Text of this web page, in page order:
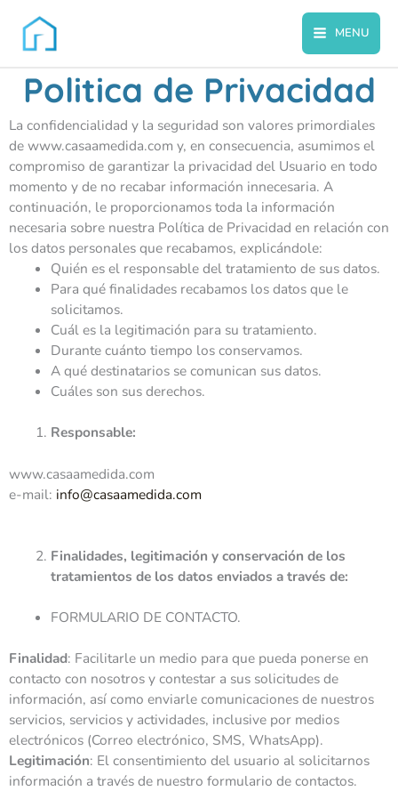
contenido
MENU
Politica de Privacidad
La confidencialidad y la seguridad son valores primordiales
de www.casaamedida.com y, en consecuencia, asumimos el
compromiso de garantizar la privacidad del Usuario en todo
momento y de no recabar información innecesaria. A
continuación, le proporcionamos toda la información
necesaria sobre nuestra Política de Privacidad en relación con
los datos personales que recabamos, explicándole:
Quién es el responsable del tratamiento de sus datos.
Para qué finalidades recabamos los datos que le
solicitamos.
Cuál es la legitimación para su tratamiento.
Durante cuánto tiempo los conservamos.
A qué destinatarios se comunican sus datos.
Cuáles son sus derechos.
Responsable:
www.casaamedida.com
e-mail: info@casaamedida.com
Finalidades, legitimación y conservación de los
tratamientos de los datos enviados a través de:
FORMULARIO DE CONTACTO.
Finalidad: Facilitarle un medio para que pueda ponerse en
contacto con nosotros y contestar a sus solicitudes de
información, así como enviarle comunicaciones de nuestros
servicios, servicios y actividades, inclusive por medios
electrónicos (Correo electrónico, SMS, WhatsApp).
Legitimación: El consentimiento del usuario al solicitarnos
información a través de nuestro formulario de contactos.